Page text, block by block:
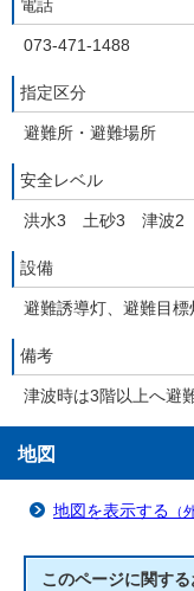
電話
073-471-1488
指定区分
避難所・避難場所
安全レベル
洪水3 土砂3 津波2
設備
避難誘導灯、避難目
備考
津波時は3階以上へ避
地図
地図を表示する （
このページに関する